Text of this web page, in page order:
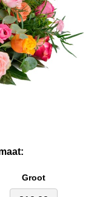
Groot